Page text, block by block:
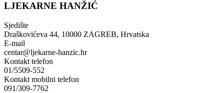
LJEKARNE HANŽIĆ
Sjedište
Draškovićeva 44, 10000 ZAGREB, Hrvatska
E-mail
centar@ljekarne-hanzic.hr
Kontakt telefon
01/5509-552
Kontakt mobilni telefon
091/309-7762